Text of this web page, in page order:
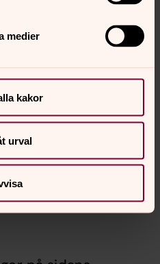
medier
kakor
urval